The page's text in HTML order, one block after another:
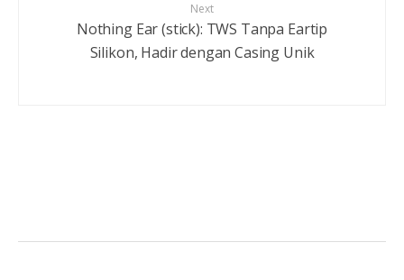
Next
Nothing Ear (stick): TWS Tanpa Eartip
Silikon, Hadir dengan Casing Unik